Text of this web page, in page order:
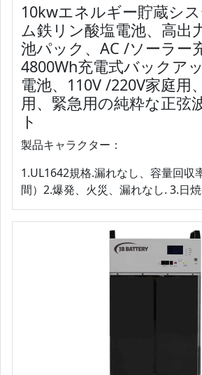
10kwエネルギー貯蔵シ
ム鉄リン酸塩電池、高出
池パック、AC /ソーラー
4800Wh充電式バックア
電池、110V /220V家庭用
用、緊急用の純粋な正弦
ト
製品キャラクター：
1.UL1642規格.漏れなし、容量回収
間）2.爆発、火災、漏れなし. 3.日